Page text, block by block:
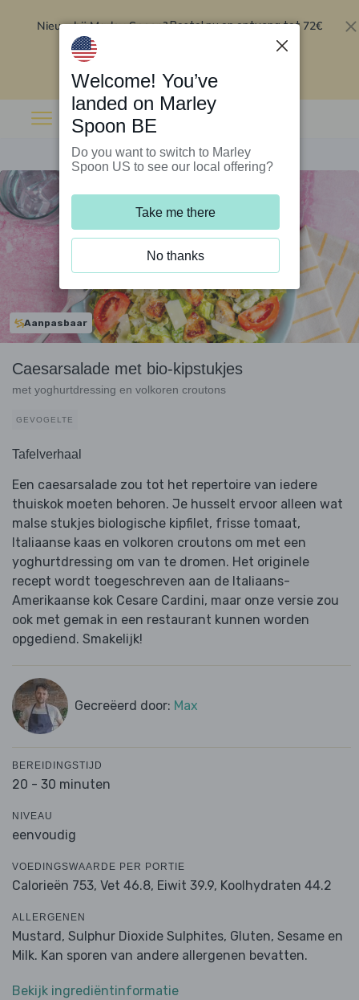
Nieuw bij Marley Spoon?Bestel nu en ontvang tot 72€
Aanpasbaar
Caesarsalade met bio-kipstukjes
met yoghurtdressing en volkoren croutons
GEVOGELTE
Tafelverhaal
Een caesarsalade zou tot het repertoire van iedere
thuiskok moeten behoren. Je husselt ervoor alleen wat
malse stukjes biologische kipfilet, frisse tomaat,
Italiaanse kaas en volkoren croutons om met een
yoghurtdressing om van te dromen. Het originele
recept wordt toegeschreven aan de Italiaans-
Amerikaanse kok Cesare Cardini, maar onze versie zou
ook met gemak in een restaurant kunnen worden
opgediend. Smakelijk!
Gecreëerd door: Max
BEREIDINGSTIJD
20 - 30 minuten
NIVEAU
eenvoudig
VOEDINGSWAARDE PER PORTIE
Calorieën 753, Vet 46.8, Eiwit 39.9, Koolhydraten 44.2
ALLERGENEN
Mustard, Sulphur Dioxide Sulphites, Gluten, Sesame en
Milk. Kan sporen van andere allergenen bevatten.
Bekijk ingrediëntinformatie
Welcome! You’ve
landed on Marley
Spoon BE
Do you want to switch to Marley
Spoon US to see our local offering?
Take me there
No thanks